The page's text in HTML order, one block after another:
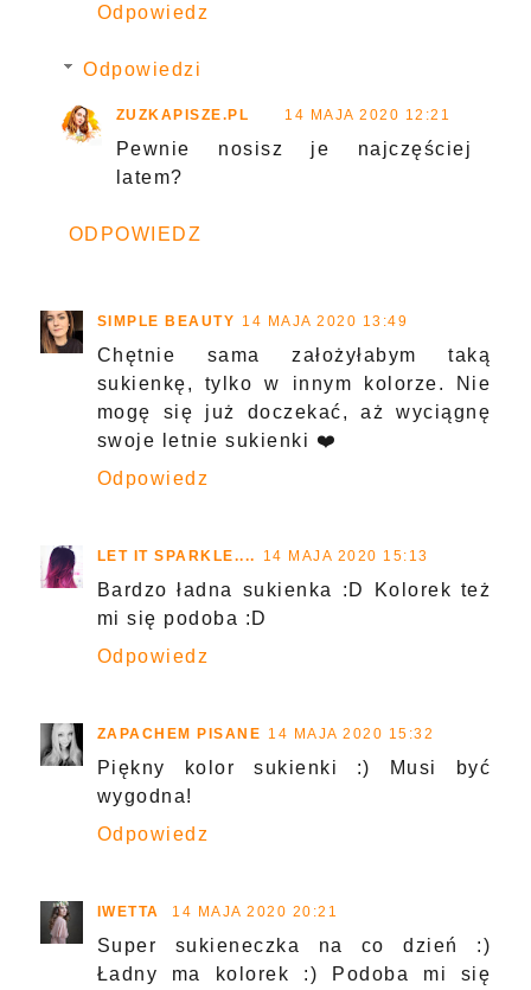
Odpowiedz
Odpowiedzi
ZUZKAPISZE.PL 14 MAJA 2020 12:21
Pewnie nosisz je najczęściej
latem?
ODPOWIEDZ
SIMPLE BEAUTY 14 MAJA 2020 13:49
Chętnie sama założyłabym taką
sukienkę, tylko w innym kolorze. Nie
mogę się już doczekać, aż wyciągnę
swoje letnie sukienki ❤️
Odpowiedz
LET IT SPARKLE.... 14 MAJA 2020 15:13
Bardzo ładna sukienka :D Kolorek też
mi się podoba :D
Odpowiedz
ZAPACHEM PISANE 14 MAJA 2020 15:32
Piękny kolor sukienki :) Musi być
wygodna!
Odpowiedz
IWETTA 14 MAJA 2020 20:21
Super sukieneczka na co dzień :)
Ładny ma kolorek :) Podoba mi się